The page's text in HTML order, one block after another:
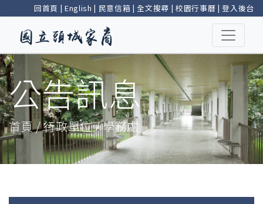
回首頁 | English | 民意信箱 |全文搜尋 | 校園行事曆 |登入後台
公告訊息
首頁 / 行政單位 / 學務處